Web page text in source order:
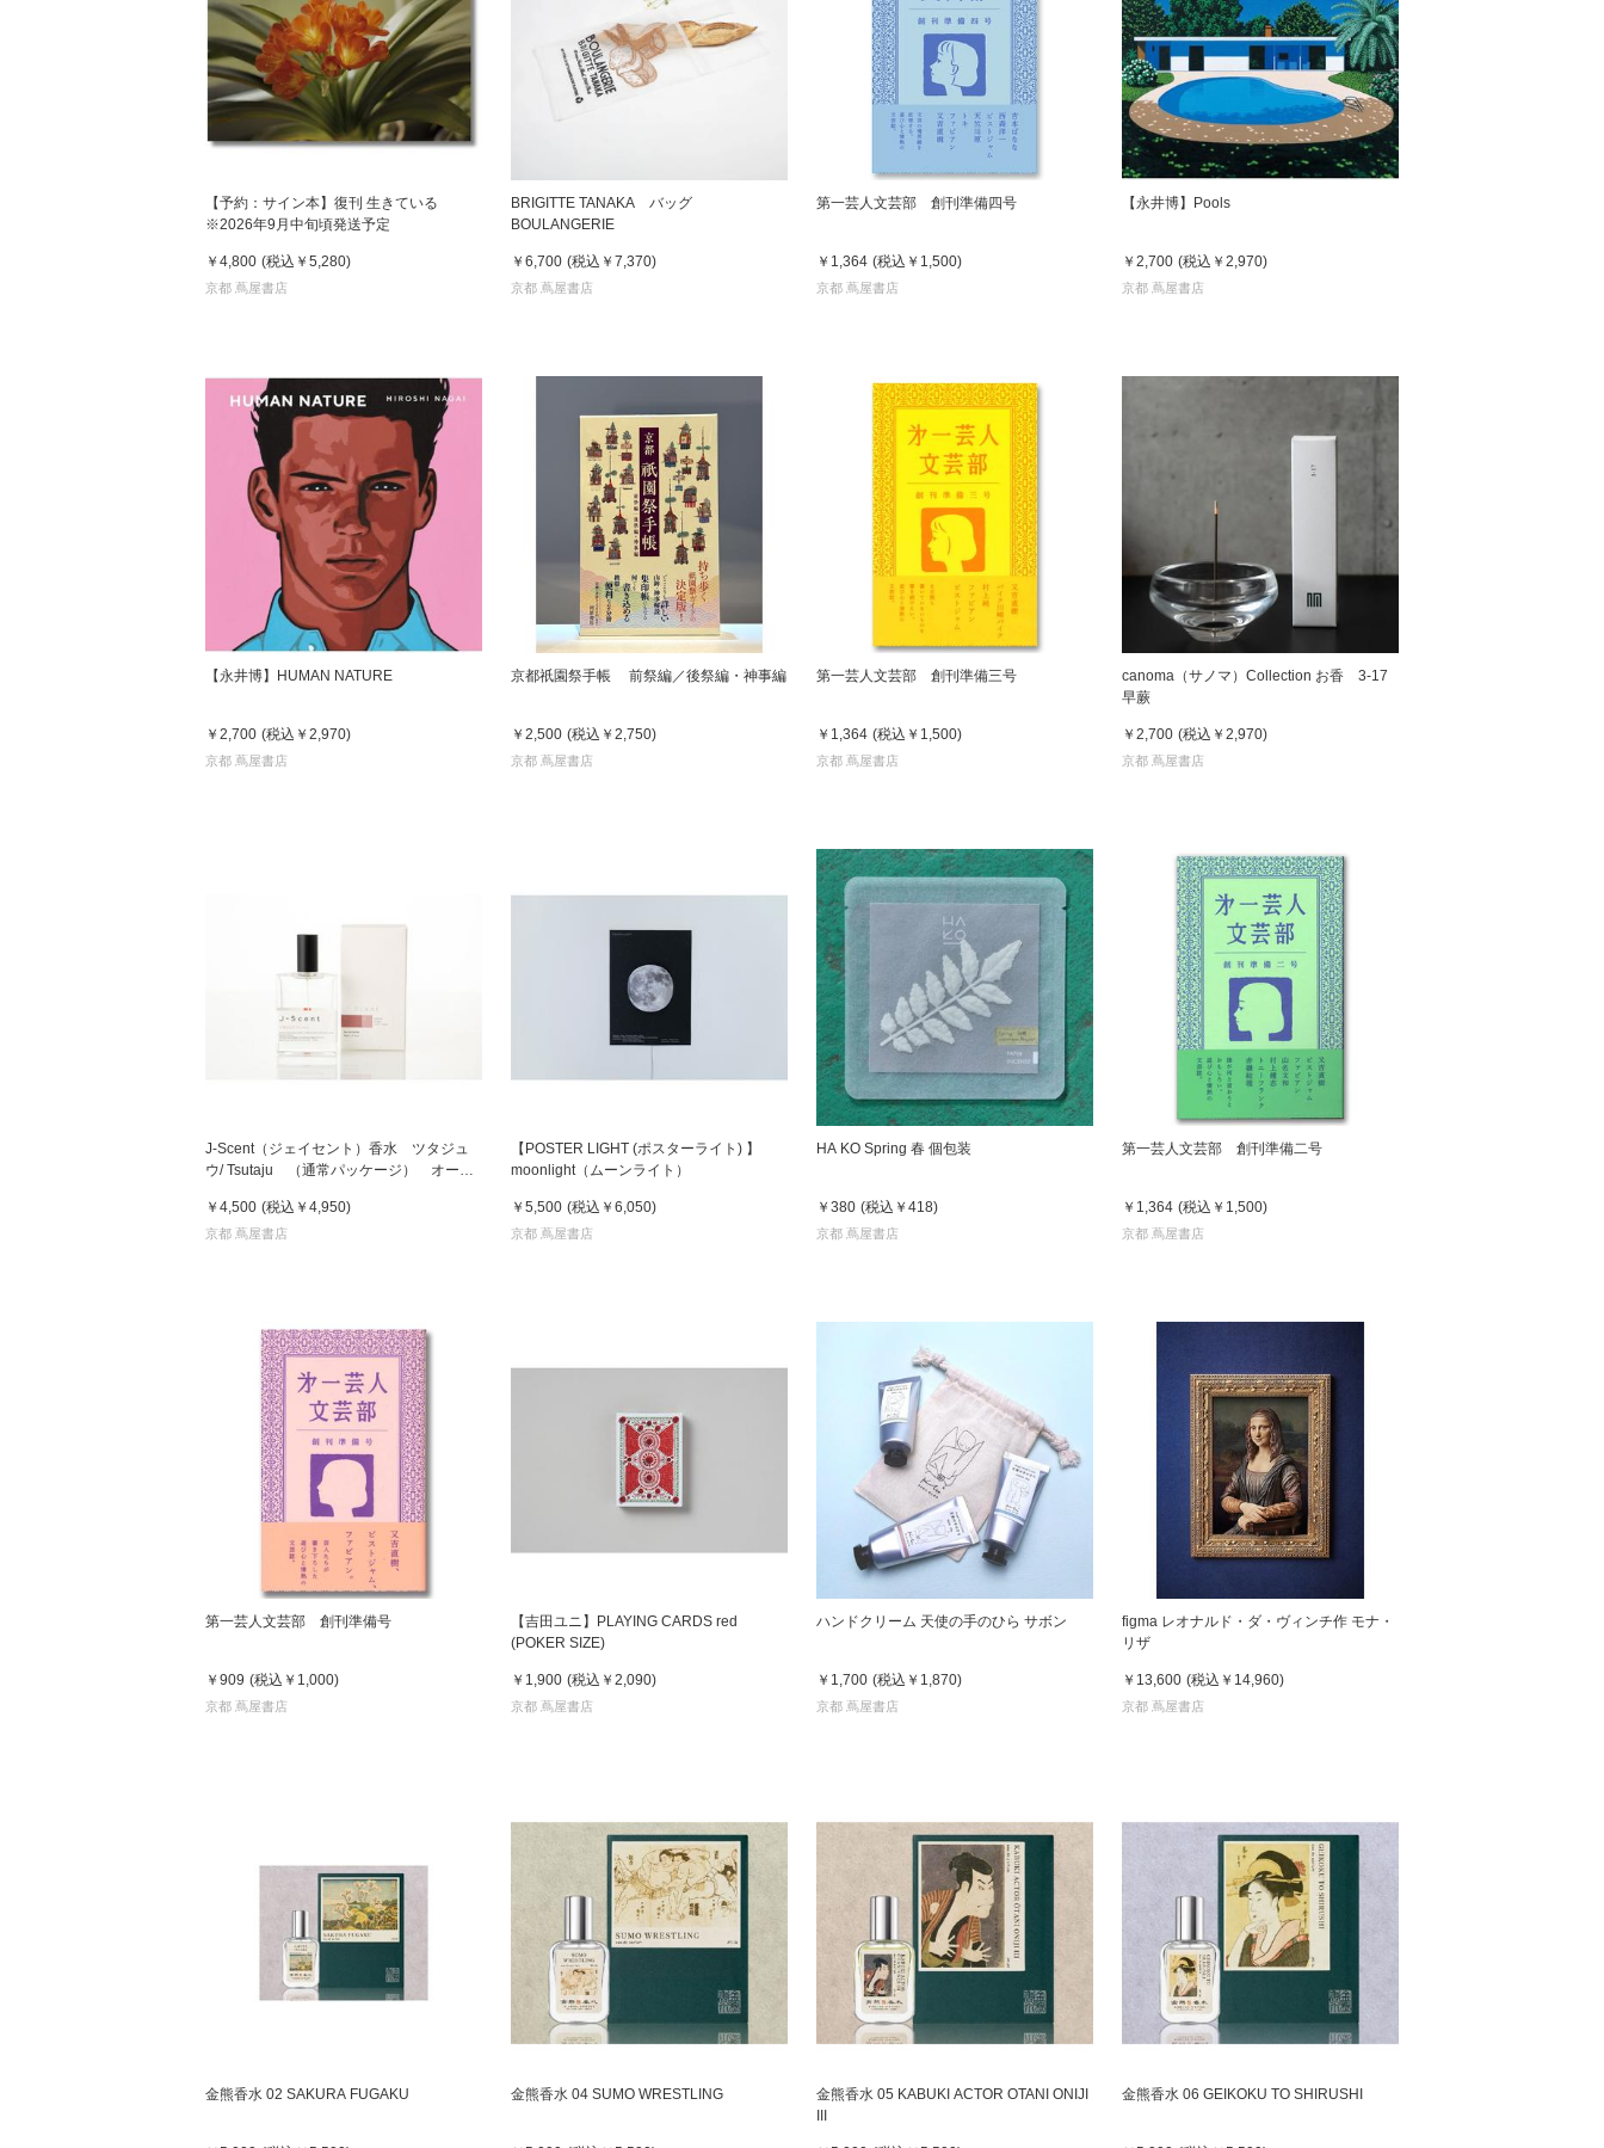
【予約：サイン本】復刊 生きている
※2026年9月中旬頃発送予定
￥4,800 (税込 ￥5,280)
京都 蔦屋書店
BRIGITTE TANAKA バッグ
BOULANGERIE
￥6,700 (税込 ￥7,370)
京都 蔦屋書店
第一芸人文芸部 創刊準備四号
￥1,364 (税込 ￥1,500)
京都 蔦屋書店
【永井博】Pools
￥2,700 (税込 ￥2,970)
京都 蔦屋書店
【永井博】HUMAN NATURE
￥2,700 (税込 ￥2,970)
京都 蔦屋書店
京都祇園祭手帳 前祭編／後祭編・神事編
￥2,500 (税込 ￥2,750)
京都 蔦屋書店
第一芸人文芸部 創刊準備三号
￥1,364 (税込 ￥1,500)
京都 蔦屋書店
canoma（サノマ）Collection お香 3-17
早蕨
￥2,700 (税込 ￥2,970)
京都 蔦屋書店
J-Scent（ジェイセント）香水 ツタジュ
ウ/ Tsutaju （通常パッケージ） オード
ス
￥4,500 (税込 ￥4,950)
京都 蔦屋書店
【POSTER LIGHT (ポスターライト) 】
moonlight（ムーンライト）
￥5,500 (税込 ￥6,050)
京都 蔦屋書店
HA KO Spring 春 個包装
￥380 (税込 ￥418)
京都 蔦屋書店
第一芸人文芸部 創刊準備二号
￥1,364 (税込 ￥1,500)
京都 蔦屋書店
第一芸人文芸部 創刊準備号
￥909 (税込 ￥1,000)
京都 蔦屋書店
【吉田ユニ】PLAYING CARDS red
(POKER SIZE)
￥1,900 (税込 ￥2,090)
京都 蔦屋書店
ハンドクリーム 天使の手のひら サボン
￥1,700 (税込 ￥1,870)
京都 蔦屋書店
figma レオナルド・ダ・ヴィンチ作 モナ・
リザ
￥13,600 (税込 ￥14,960)
京都 蔦屋書店
金熊香水 02 SAKURA FUGAKU 金熊香水 04 SUMO WRESTLING
金熊香水 05 KABUKI ACTOR OTANI ONIJI
III
金熊香水 06 GEIKOKU TO SHIRUSHI